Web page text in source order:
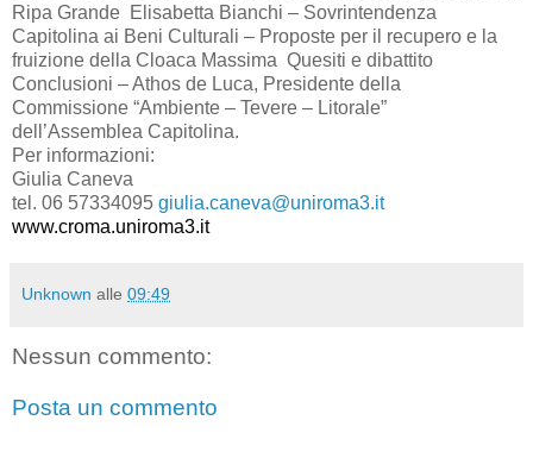
Ripa Grande Elisabetta Bianchi – Sovrintendenza
Capitolina ai Beni Culturali – Proposte per il recupero e la
fruizione della Cloaca Massima Quesiti e dibattito
Conclusioni – Athos de Luca, Presidente della
Commissione “Ambiente – Tevere – Litorale”
dell’Assemblea Capitolina.
Per informazioni:
Giulia Caneva
tel. 06 57334095 giulia.caneva@uniroma3.it
www.croma.uniroma3.it
Unknown alle 09:49
Nessun commento:
Posta un commento